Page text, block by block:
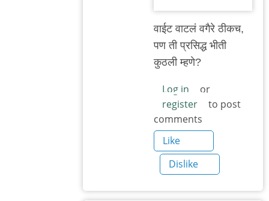
बाकी
काही
मेघना
भुस्कुटे
वाईट वाटलं वगैरे ठीकच,
पण ती प्रसिद्ध भीती
कुठली म्हणे?
Log in
or
register
to post
comments
Like
Dislike